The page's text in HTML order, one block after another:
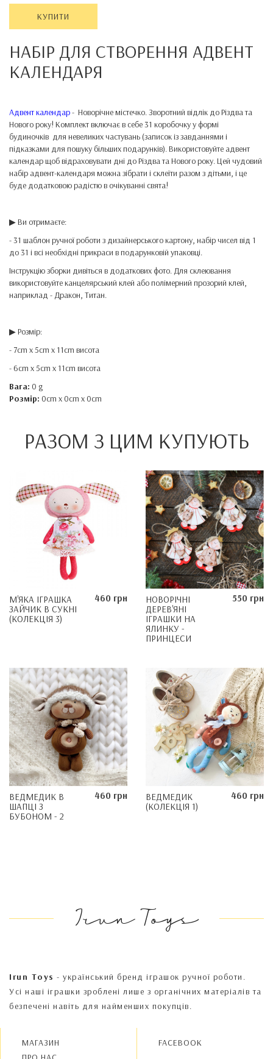
КУПИТИ
НАБІР ДЛЯ СТВОРЕННЯ АДВЕНТ
КАЛЕНДАРЯ
Адвент календар- Новорічне містечко. Зворотний відлік до Різдва та
Нового року! Комплект включає в себе 31 коробочку у формі
будиночків для невеликих частувань (записок із завданнями і
підказками для пошуку більших подарунків). Використовуйте адвент
календар щоб відраховувати дні до Різдва та Нового року. Цей чудовий
набір адвент-календаря можна зібрати і склеїти разом з дітьми, і це
буде додатковою радістю в очікуванні свята!
▶ Ви отримаєте:
- 31 шаблон ручної роботи з дизайнерського картону, набір чисел від 1
до 31 і всі необхідні прикраси в подарунковій упаковці.
Інструкцію зборки дивіться в додаткових фото. Для склеювання
використовуйте канцелярський клей або полімерний прозорий клей,
наприклад - Дракон, Титан.
▶ Розмір:
- 7cm x 5cm x 11cm висота
- 6cm x 5cm x 11cm висота
Вага: 0 g
Розмір: 0cm x 0cm x 0cm
РАЗОМ З ЦИМ КУПУЮТЬ
М'ЯКА ІГРАШКА
ЗАЙЧИК В СУКНІ
(КОЛЕКЦІЯ 3)
460 грн
НОВОРІЧНІ
ДЕРЕВ'ЯНІ
ІГРАШКИ НА
ЯЛИНКУ -
ПРИНЦЕСИ
550 грн
ВЕДМЕДИК В
ШАПЦІ З
БУБОНОМ - 2
460 грн
ВЕДМЕДИК
(КОЛЕКЦІЯ 1)
460 грн
Irun Toys
Irun Toys - український бренд іграшок ручної роботи.
Усі наші іграшки зроблені лише з органічних матеріалів та
безпечені навіть для найменших покупців.
МАГАЗИН
FACEBOOK